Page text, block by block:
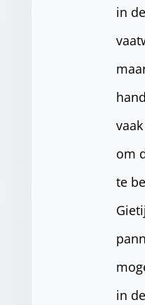
in de
om
te
in de